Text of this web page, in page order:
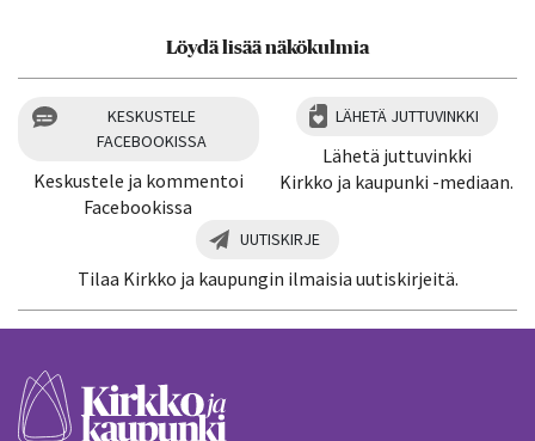
Löydä lisää näkökulmia
KESKUSTELE
FACEBOOKISSA
Keskustele ja kommentoi
Facebookissa
LÄHETÄ JUTTUVINKKI
Lähetä juttuvinkki
Kirkko ja kaupunki -mediaan.
UUTISKIRJE
Tilaa Kirkko ja kaupungin ilmaisia uutiskirjeitä.